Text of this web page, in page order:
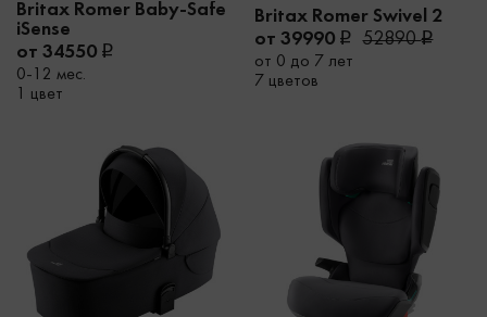
Britax Romer Baby-Safe
iSense
от 34550
0-12 мес.
1 цвет
Britax Romer Swivel 2
от 39990
52890
от 0 до 7 лет
7 цветов